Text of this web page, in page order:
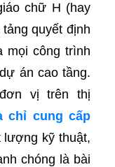
chữ H (hay
quyết định
mọi công trình
án cao tầng.
vị trên thị
chỉ cung cấp
lượng kỹ thuật,
chóng là bài